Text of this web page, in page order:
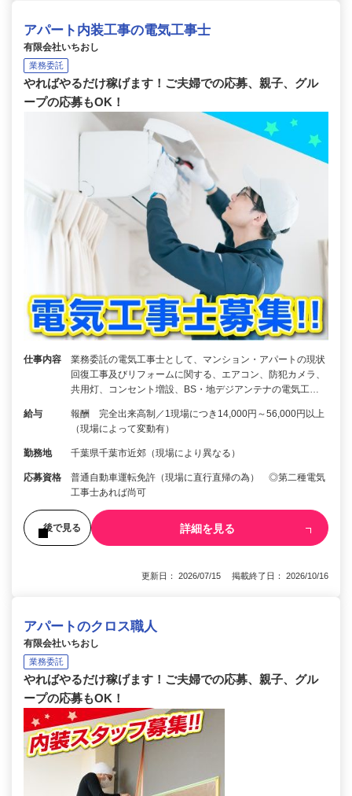
アパート内装工事の電気工事士
有限会社いちおし
業務委託
やればやるだけ稼げます！ご夫婦での応募、親子、グル
ープの応募もOK！
仕事内容
業務委託の電気工事士として、マンション・アパートの現状
回復工事及びリフォームに関する、エアコン、防犯カメラ、
共用灯、コンセント増設、BS・地デジアンテナの電気工…
給与
報酬 完全出来高制／1現場につき14,000円～56,000円以上
（現場によって変動有）
勤務地 千葉県千葉市近郊（現場により異なる）
応募資格
普通自動車運転免許（現場に直行直帰の為） ◎第二種電気
工事士あれば尚可
後で見る 詳細を見る
更新日： 2026/07/15 掲載終了日： 2026/10/16
アパートのクロス職人
有限会社いちおし
業務委託
やればやるだけ稼げます！ご夫婦での応募、親子、グル
ープの応募もOK！